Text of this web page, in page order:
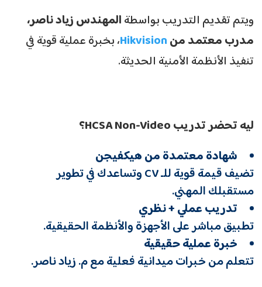
ويتم تقديم التدريب بواسطةالمهندس زياد ناصر،
مدرب معتمد من
، بخبرة عملية قوية في
تنفيذ الأنظمة الأمنية الحديثة.
ليه تحضر تدريب
؟
شهادة معتمدة من هيكفيجن
تضيف قيمة قوية للـ CV وتساعدك في تطوير
مستقبلك المهني.
تدريب عملي + نظري
تطبيق مباشر على الأجهزة والأنظمة الحقيقية.
خبرة عملية حقيقية
تتعلم من خبرات ميدانية فعلية مع م. زياد ناصر.